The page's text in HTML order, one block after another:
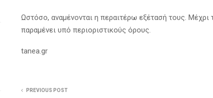
Ωστόσο, αναμένονται η περαιτέρω εξέτασή τους. Μέχρι
παραμένει υπό περιοριστικούς όρους.
tanea.gr
PREVIOUS POST